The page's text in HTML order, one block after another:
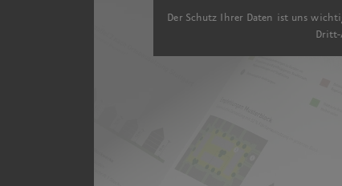
Der Schutz Ihrer Daten ist uns
Dritt-